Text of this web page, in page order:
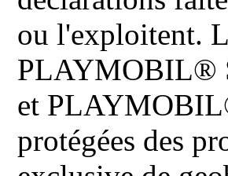
ou l'exploitent.
PLAYMOBIL®
et
protégées des